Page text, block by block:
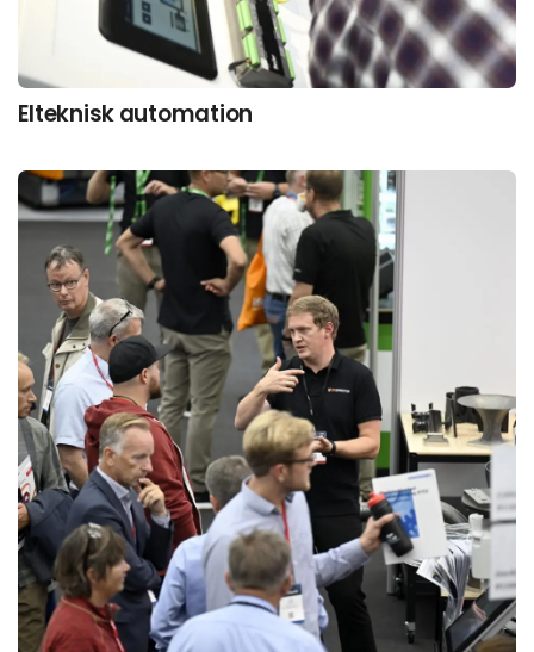
Elteknisk automation